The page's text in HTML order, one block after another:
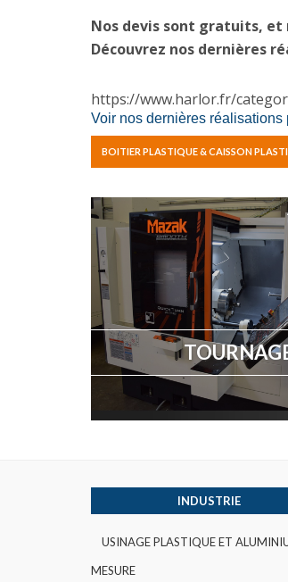
Nos devis sont gratuits, et
Découvrez nos dernières
https://www.harlor.fr/
Voir nos dernières réalisations
BOITIER PLASTIQUE & CAISSON
INDUSTRIE
USINAGE PLASTIQUE ET
MESURE